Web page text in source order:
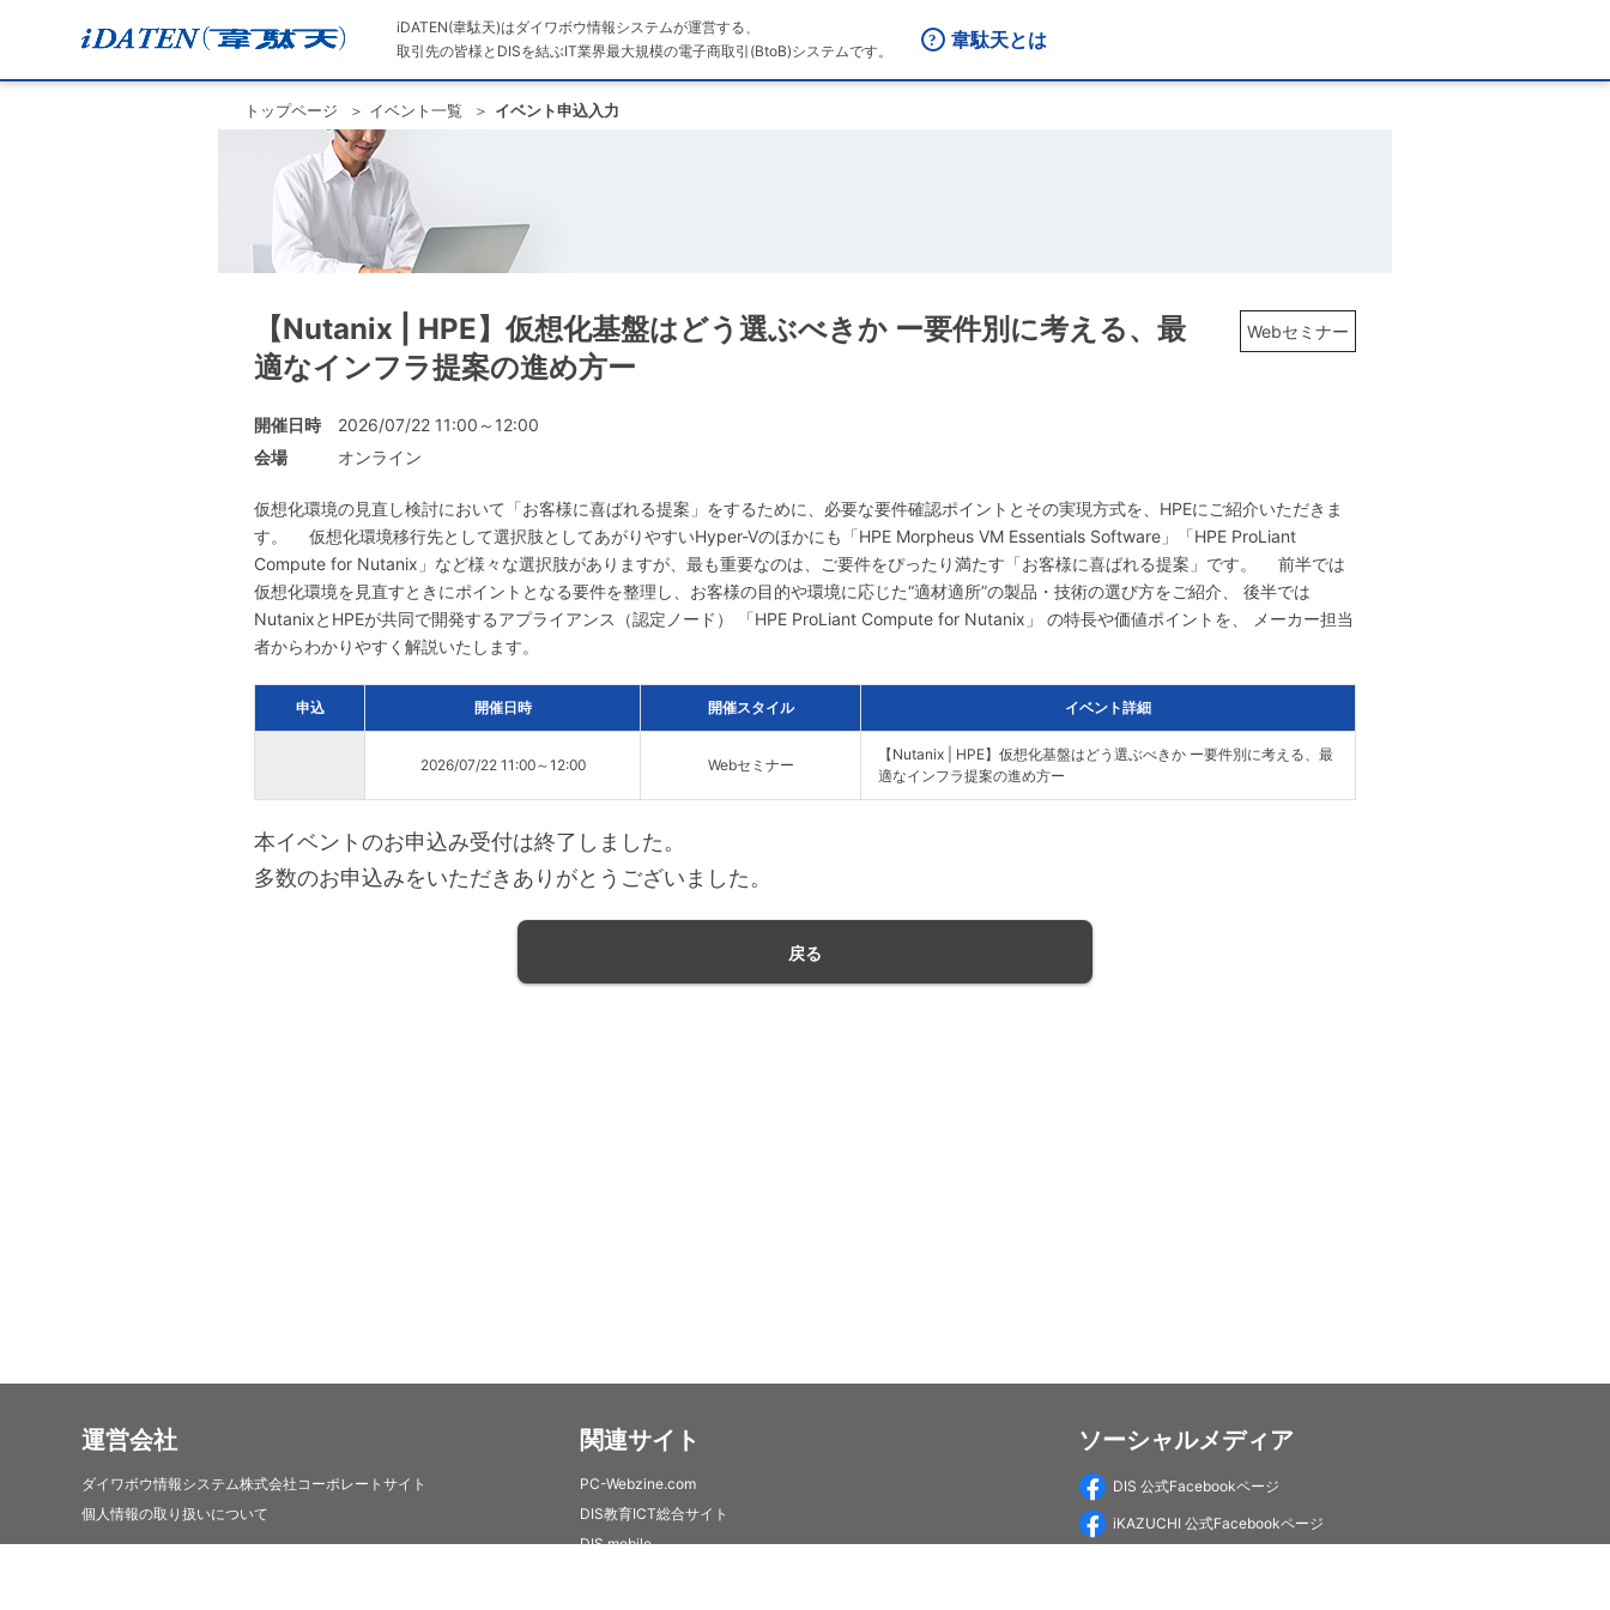
iDATEN(韋駄天)はダイワボウ情報システムが運営する、
取引先の皆様とDISを結ぶIT業界最大規模の電子商取引(BtoB)システムです。
韋駄天とは
トップページ イベント一覧 イベント申込入力
Webセミナー
【Nutanix | HPE】仮想化基盤はどう選ぶべきか ー要件別に考える、最
適なインフラ提案の進め方ー
開催日時
2026/07/22 11:00～12:00
会場
オンライン
仮想化環境の見直し検討において「お客様に喜ばれる提案」をするために、必要な要件確認ポイントとその実現方式を、HPEにご紹介いただきま
す。 仮想化環境移行先として選択肢としてあがりやすいHyper-Vのほかにも「HPE Morpheus VM Essentials Software」「HPE ProLiant
Compute for Nutanix」など様々な選択肢がありますが、最も重要なのは、ご要件をぴったり満たす「お客様に喜ばれる提案」です。 前半では
仮想化環境を見直すときにポイントとなる要件を整理し、お客様の目的や環境に応じた“適材適所”の製品・技術の選び方をご紹介、 後半では
NutanixとHPEが共同で開発するアプライアンス（認定ノード） 「HPE ProLiant Compute for Nutanix」 の特長や価値ポイントを、 メーカー担当
者からわかりやすく解説いたします。
申込 開催日時 開催スタイル イベント詳細
2026/07/22 11:00～12:00 Webセミナー
【Nutanix | HPE】仮想化基盤はどう選ぶべきか ー要件別に考える、最
適なインフラ提案の進め方ー
本イベントのお申込み受付は終了しました。
多数のお申込みをいただきありがとうございました。
戻る
運営会社
ダイワボウ情報システム株式会社コーポレートサイト
個人情報の取り扱いについて
関連サイト
PC-Webzine.com
DIS教育ICT総合サイト
DIS mobile
ソーシャルメディア
DIS 公式Facebookページ
iKAZUCHI 公式Facebookページ